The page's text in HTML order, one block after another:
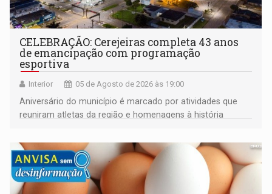
CELEBRAÇÃO: Cerejeiras completa 43 anos
de emancipação com programação
esportiva
Interior 05 de Agosto de 2026 às 19:00
Aniversário do município é marcado por atividades que
reuniram atletas da região e homenagens à história